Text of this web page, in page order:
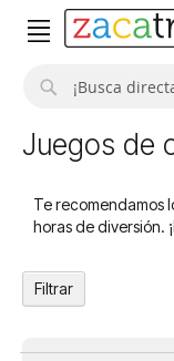
Juegos de
Te recomendamos
horas de diversión.
Filtrar